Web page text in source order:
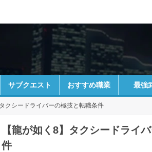
サブクエスト おすすめ職業 最強
タクシードライバーの極技と転職条件
【龍が如く8】タクシードライ
件